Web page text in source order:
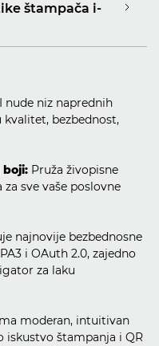
štampača i-
nude niz naprednih
bezbednost,
boji: Pruža živopisne
sve vaše poslovne
najnovije bezbednosne
i OAuth 2.0, zajedno
za laku
Ima moderan, intuitivan
iskustvo štampanja i QR